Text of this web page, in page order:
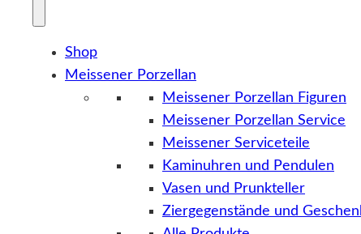
Shop
Meissener Porzellan
Meissener Porzellan Figuren
Meissener Porzellan Service
Meissener Serviceteile
Kaminuhren und Pendulen
Vasen und Prunkteller
Ziergegenstände und